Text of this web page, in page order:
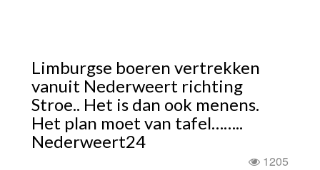
Limburgse boeren vertrekken
vanuit Nederweert richting
Stroe.. Het is dan ook menens.
Het plan moet van tafel……..
Nederweert24
1205